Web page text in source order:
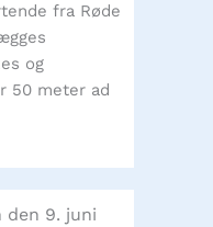
fra Røde
og
50 meter ad
9. juni